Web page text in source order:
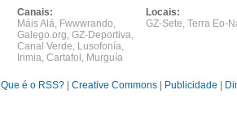
Canais:
Máis Alá, Fwwwrando,
Galego.org, GZ-Deportiva,
Canal Verde, Lusofonía,
Irimia, Cartafol , Murguía
Locais:
GZ-Sete, Terra Eo-
Que é o RSS? Creative Commons Publicidade